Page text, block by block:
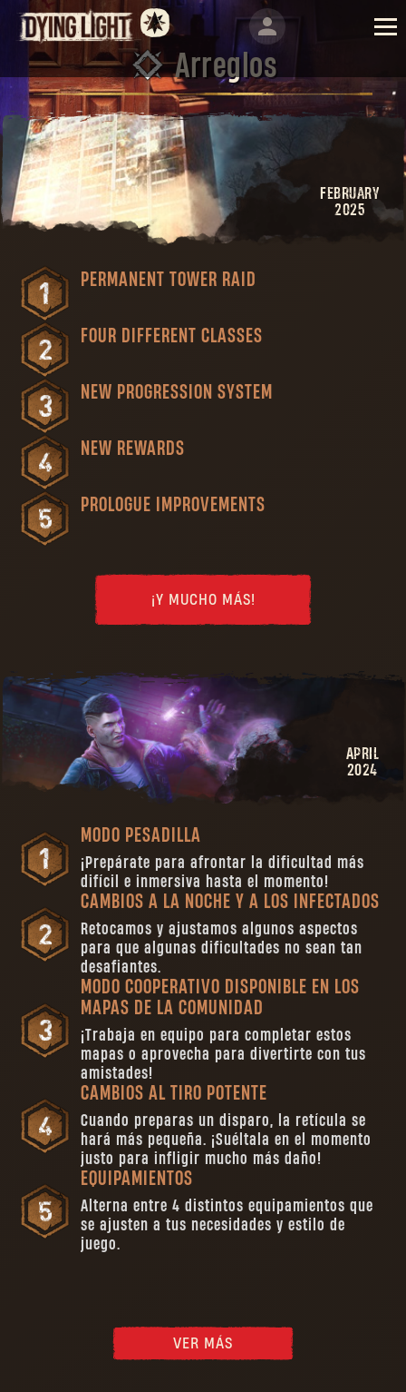
Arreglos
FEBRUARY
2025
PERMANENT TOWER RAID
FOUR DIFFERENT CLASSES
NEW PROGRESSION SYSTEM
NEW REWARDS
PROLOGUE IMPROVEMENTS
¡Y MUCHO MÁS!
APRIL
2024
MODO PESADILLA
¡Prepárate para afrontar la dificultad más
difícil e inmersiva hasta el momento!
CAMBIOS A LA NOCHE Y A LOS INFECTADOS
Retocamos y ajustamos algunos aspectos
para que algunas dificultades no sean tan
desafiantes.
MODO COOPERATIVO DISPONIBLE EN LOS
MAPAS DE LA COMUNIDAD
¡Trabaja en equipo para completar estos
mapas o aprovecha para divertirte con tus
amistades!
CAMBIOS AL TIRO POTENTE
Cuando preparas un disparo, la retícula se
hará más pequeña. ¡Suéltala en el momento
justo para infligir mucho más daño!
EQUIPAMIENTOS
Alterna entre 4 distintos equipamientos que
se ajusten a tus necesidades y estilo de
juego.
VER MÁS